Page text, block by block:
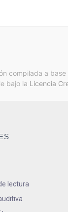
compilada a
bajo la Licencia
lectura